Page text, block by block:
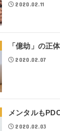
2020.02.11
「億劫」の正体
2020.02.07
メンタルも
2020.02.03